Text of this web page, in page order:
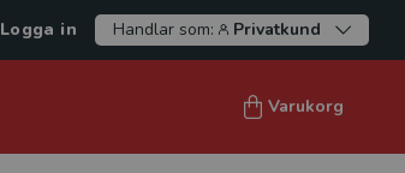
Logga in Handlar som: Privatkund
Varukorg